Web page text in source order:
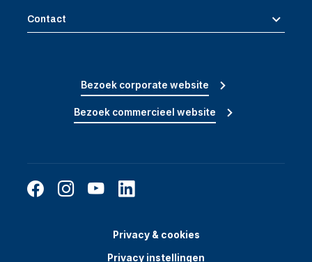
Contact
Bezoek corporate website
Bezoek commercieel website
Privacy & cookies
Privacy instellingen